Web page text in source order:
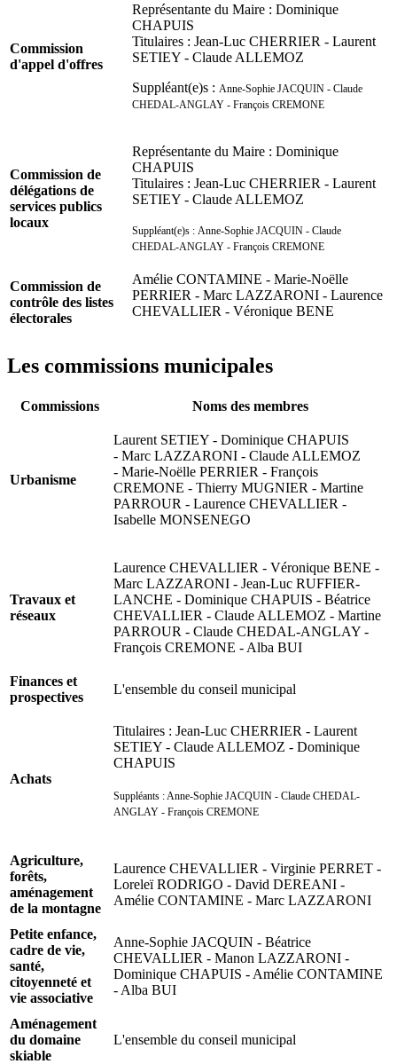
Commission
d'appel d'offres
Représentante du Maire : Dominique
CHAPUIS
Titulaires : Jean-Luc CHERRIER - Laurent
SETIEY - Claude ALLEMOZ
Suppléant(e)s : Anne-Sophie JACQUIN - Claude
CHEDAL-ANGLAY - François CREMONE
Commission de
délégations de
services publics
locaux
Représentante du Maire : Dominique
CHAPUIS
Titulaires : Jean-Luc CHERRIER - Laurent
SETIEY - Claude ALLEMOZ
Suppléant(e)s : Anne-Sophie JACQUIN - Claude
CHEDAL-ANGLAY - François CREMONE
Commission de
contrôle des listes
électorales
Amélie CONTAMINE - Marie-Noëlle
PERRIER - Marc LAZZARONI - Laurence
CHEVALLIER - Véronique BENE
Les commissions municipales
Commissions Noms des membres
Urbanisme
Laurent SETIEY - Dominique CHAPUIS
- Marc LAZZARONI - Claude ALLEMOZ
- Marie-Noëlle PERRIER - François
CREMONE - Thierry MUGNIER - Martine
PARROUR - Laurence CHEVALLIER -
Isabelle MONSENEGO
Travaux et
réseaux
Laurence CHEVALLIER - Véronique BENE -
Marc LAZZARONI - Jean-Luc RUFFIER-
LANCHE - Dominique CHAPUIS - Béatrice
CHEVALLIER - Claude ALLEMOZ - Martine
PARROUR - Claude CHEDAL-ANGLAY -
François CREMONE - Alba BUI
Finances et
prospectives
L'ensemble du conseil municipal
Achats
Titulaires : Jean-Luc CHERRIER - Laurent
SETIEY - Claude ALLEMOZ - Dominique
CHAPUIS
Suppléants : Anne-Sophie JACQUIN - Claude CHEDAL-
ANGLAY - François CREMONE
Agriculture,
forêts,
aménagement
de la montagne
Laurence CHEVALLIER - Virginie PERRET -
Loreleï RODRIGO - David DEREANI -
Amélie CONTAMINE - Marc LAZZARONI
Petite enfance,
cadre de vie,
santé,
citoyenneté et
vie associative
Anne-Sophie JACQUIN - Béatrice
CHEVALLIER - Manon LAZZARONI -
Dominique CHAPUIS - Amélie CONTAMINE
- Alba BUI
Aménagement
du domaine
skiable
L'ensemble du conseil municipal